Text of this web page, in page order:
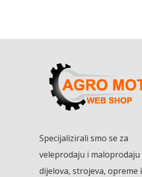
Specijalizirali smo se za
veleprodaju i maloprodaju
dijelova, strojeva, opreme i